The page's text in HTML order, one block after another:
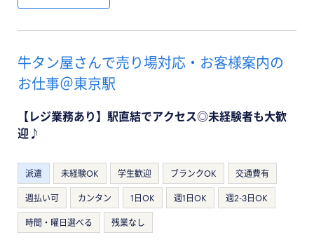
牛タン屋さんで売り場対応・お客様案内の
お仕事＠東京駅
【レジ業務あり】駅直結でアクセス◎未経験者も大歓
迎♪
派遣 未経験OK 学生歓迎 ブランクOK 交通費有
週払い可 カンタン 1日OK 週1日OK 週2-3日OK
時間・曜日選べる 残業なし